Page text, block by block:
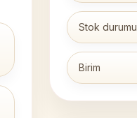
Stok durumu
Birim